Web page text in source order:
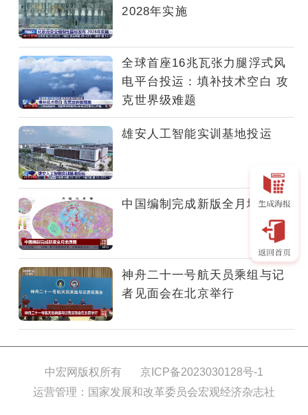
新
人
才
面
向
全
球
发
布
五
大
领
域
科
研
挑
战
2028年实施
全球首座16兆瓦张力腿浮式风
电平台投运：填补技术空白 攻
克世界级难题
雄安人工智能实训基地投运
中国编制完成新版全月地质图
神舟二十一号航天员乘组与记
者见面会在北京举行
中宏网版权所有
京ICP备2023030128号-1
运营管理：国家发展和改革委员会宏观经济杂志社